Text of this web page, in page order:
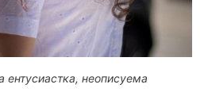
неописуема